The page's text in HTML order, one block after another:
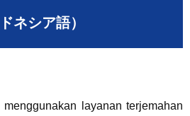
ネシア語）
layanan terjemahan